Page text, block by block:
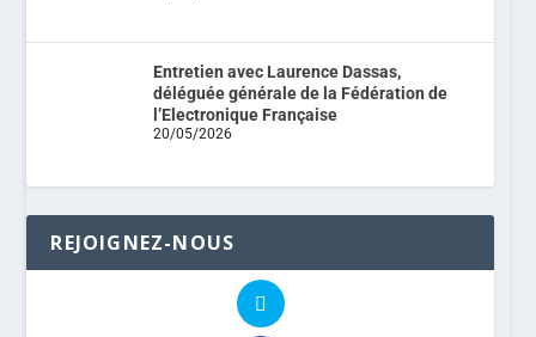
Entretien avec Laurence Dassas,
déléguée générale de la Fédération de
l’Electronique Française
20/05/2026
REJOIGNEZ-NOUS